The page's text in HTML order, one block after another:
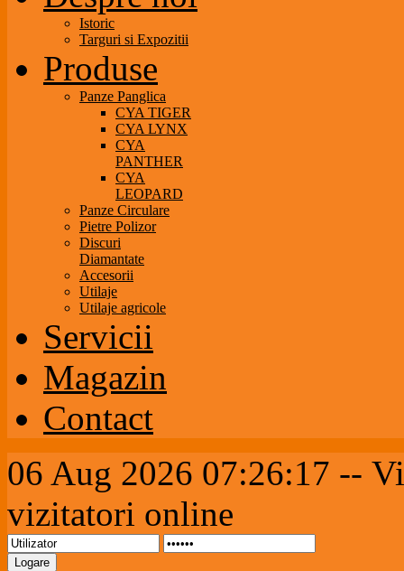
Istoric
Targuri si Expozitii
Produse
Panze Panglica
CYA TIGER
CYA LYNX
CYA
PANTHER
CYA
LEOPARD
Panze Circulare
Pietre Polizor
Discuri
Diamantate
Accesorii
Utilaje
Utilaje agricole
Servicii
Magazin
Contact
06 Aug 2026 07:26:17 --
vizitatori online